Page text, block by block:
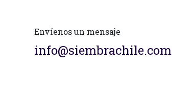
Envíenos un mensaje
info@siembrachile.com